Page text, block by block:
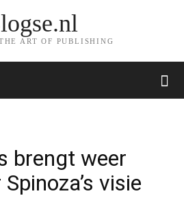
ART OF PUBLISHING
brengt weer
visie